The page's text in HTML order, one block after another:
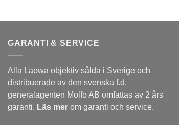
GARANTI & SERVICE
Alla Laowa objektiv sålda i Sverige och
distribuerade av den svenska f.d.
generalagenten Molfo AB omfattas av 2 års
garanti. Läs mer om garanti och service.